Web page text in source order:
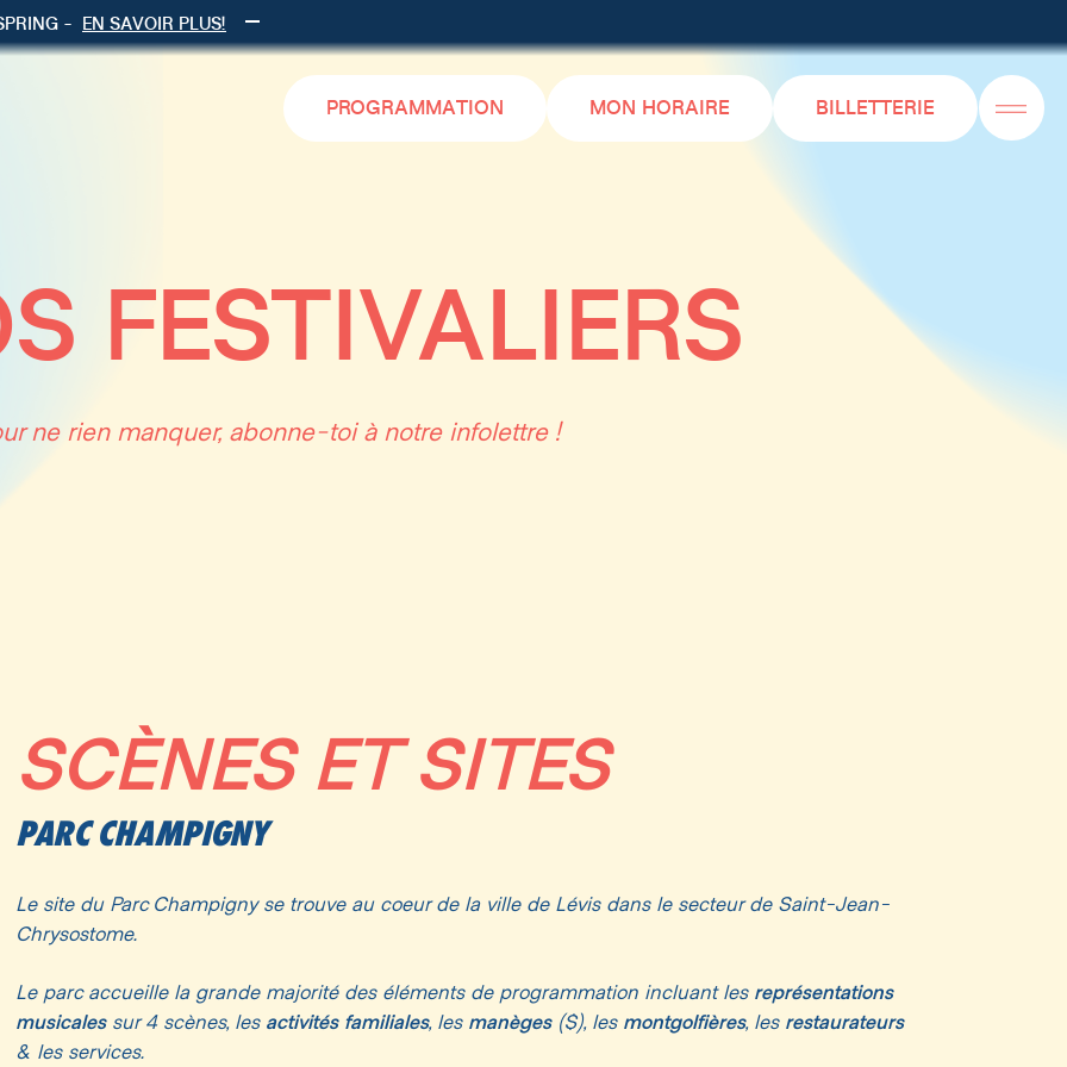
- EN SAVOIR PLUS!
PROGRAMMATION MON HORAIRE BILLETTERIE
FESTIVALIERS
ne rien manquer, abonne-toi à notre infolettre !
SCÈNES ET SITES
PARC CHAMPIGNY
Le site du Parc Champigny se trouve au coeur de la ville de Lévis dans le secteur de Saint-Jean-
Chrysostome.
Le parc accueille la grande majorité des éléments de programmation incluant les représentations
musicalessur 4 scènes, les activités familiales, les manèges($), les montgolfières, les restaurateurs
& les services.